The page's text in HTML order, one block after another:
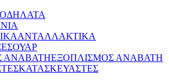
ΑΝΤΑΛΛΑΚΤΙΚΑ
ΕΞΟΠΛΙΣΜΟΣ ΑΝΑΒΑΤΗ
ΚΑΤΑΣΚΕΥΑΣΤΕΣ